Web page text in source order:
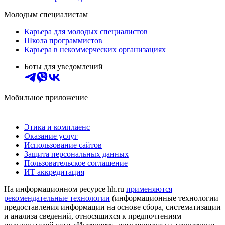
Молодым специалистам
Карьера для молодых специалистов
Школа программистов
Карьера в некоммерческих организациях
Боты для уведомлений
Мобильное приложение
Этика и комплаенс
Оказание услуг
Использование сайтов
Защита персональных данных
Пользовательское соглашение
ИТ аккредитация
На информационном ресурсе hh.ru применяются
рекомендательные технологии (информационные технологии
предоставления информации на основе сбора, систематизации
и анализа сведений, относящихся к предпочтениям